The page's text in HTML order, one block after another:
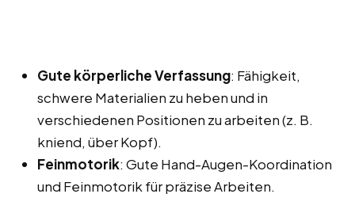
Gute körperliche Verfassung: Fähigkeit,
schwere Materialien zu heben und in
verschiedenen Positionen zu arbeiten (z. B.
kniend, über Kopf).
Feinmotorik: Gute Hand-Augen-Koordination
und Feinmotorik für präzise Arbeiten.